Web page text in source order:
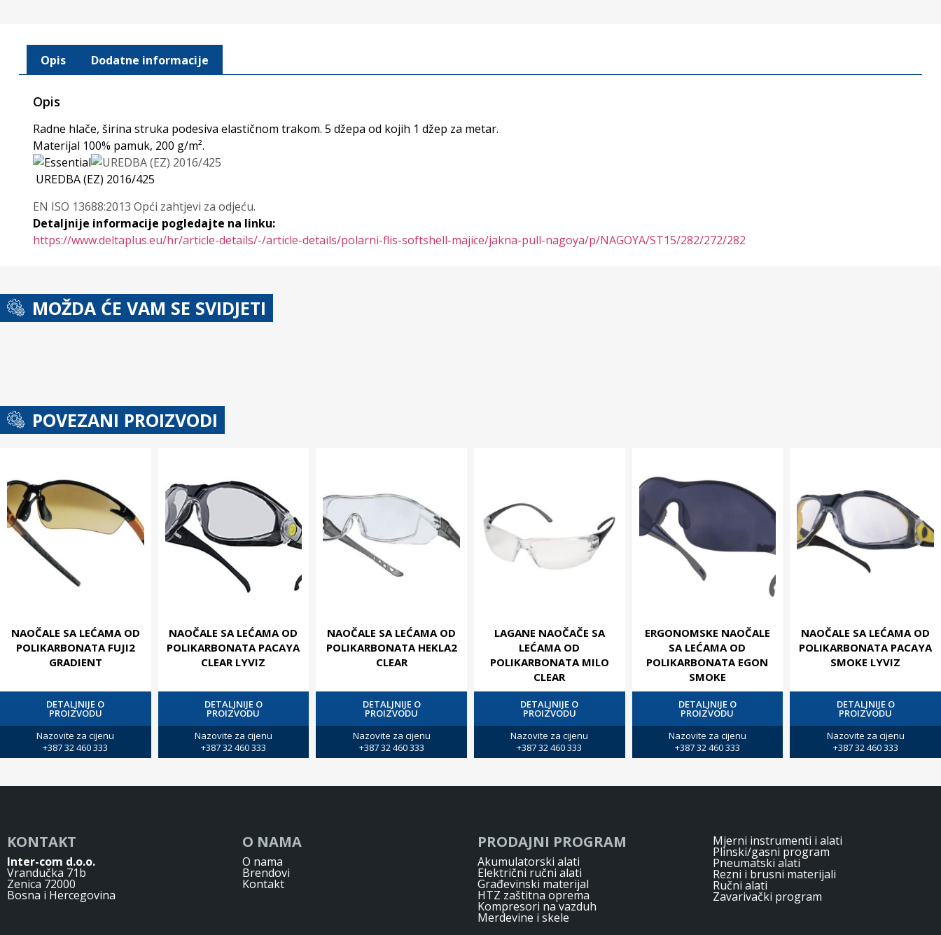
Opis Dodatne informacije
Opis
Radne hlače, širina struka podesiva elastičnom trakom. 5 džepa od kojih 1 džep za metar.
Materijal 100% pamuk, 200 g/m².
UREDBA (EZ) 2016/425
EN ISO 13688:2013 Opći zahtjevi za odjeću.
Detaljnije informacije pogledajte na linku:
https://www.deltaplus.eu/hr/article-details/-/article-details/polarni-flis-softshell-majice/jakna-pull-nagoya/p/NAGOYA/ST15/282/272/282
MOŽDA ĆE VAM SE SVIDJETI
POVEZANI PROIZVODI
NAOČALE SA LEĆAMA OD
POLIKARBONATA FUJI2
GRADIENT
DETALJNIJE O
PROIZVODU
Nazovite za cijenu
+387 32 460 333
NAOČALE SA LEĆAMA OD
POLIKARBONATA PACAYA
CLEAR LYVIZ
DETALJNIJE O
PROIZVODU
Nazovite za cijenu
+387 32 460 333
NAOČALE SA LEĆAMA OD
POLIKARBONATA HEKLA2
CLEAR
DETALJNIJE O
PROIZVODU
Nazovite za cijenu
+387 32 460 333
LAGANE NAOČAČE SA
LEĆAMA OD
POLIKARBONATA MILO
CLEAR
DETALJNIJE O
PROIZVODU
Nazovite za cijenu
+387 32 460 333
ERGONOMSKE NAOČALE
SA LEĆAMA OD
POLIKARBONATA EGON
SMOKE
DETALJNIJE O
PROIZVODU
Nazovite za cijenu
+387 32 460 333
NAOČALE SA LEĆAMA OD
POLIKARBONATA PACAYA
SMOKE LYVIZ
DETALJNIJE O
PROIZVODU
Nazovite za cijenu
+387 32 460 333
KONTAKT
Inter-com d.o.o.
Vrandučka 71b
Zenica 72000
Bosna i Hercegovina
O NAMA
O nama
Brendovi
Kontakt
PRODAJNI PROGRAM
Akumulatorski alati
Električni ručni alati
Građevinski materijal
HTZ zaštitna oprema
Kompresori na vazduh
Merdevine i skele
Mjerni instrumenti i alati
Plinski/gasni program
Pneumatski alati
Rezni i brusni materijali
Ručni alati
Zavarivački program